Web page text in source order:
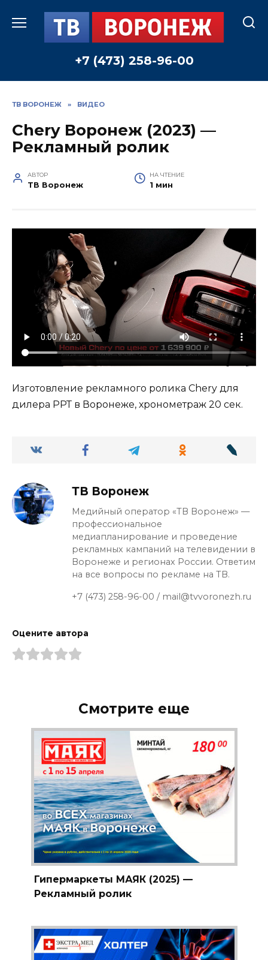
содержанию
+7 (473) 258-96-00
ТВ ВОРОНЕЖ » ВИДЕО
Chery Воронеж (2023) —
Рекламный ролик
АВТОР
ТВ Воронеж
НА ЧТЕНИЕ
1 мин
Изготовление рекламного ролика Chery для
дилера РРТ в Воронеже, хронометраж 20 сек.
ТВ Воронеж
Медийный оператор «ТВ Воронеж» —
профессиональное
медиапланирование и проведение
рекламных кампаний на телевидении в
Воронеже и регионах России. Ответим
на все вопросы по рекламе на ТВ.
+7 (473) 258-96-00 / mail@tvvoronezh.ru
Оцените автора
Смотрите еще
Гипермаркеты МАЯК (2025) —
Рекламный ролик